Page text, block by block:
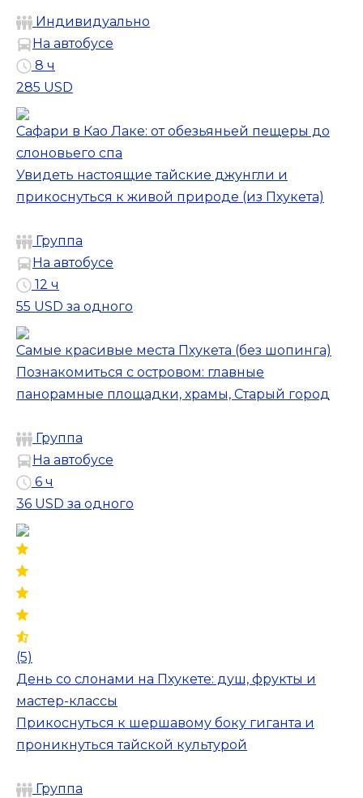
Индивидуально
На автобусе
8 ч
285 USD
Сафари в Као Лаке: от обезьяньей пещеры до
слоновьего спа
Увидеть настоящие тайские джунгли и
прикоснуться к живой природе (из Пхукета)
Группа
На автобусе
12 ч
55 USD за одного
Самые красивые места Пхукета (без шопинга)
Познакомиться с островом: главные
панорамные площадки, храмы, Старый город
Группа
На автобусе
6 ч
36 USD за одного
(5)
День со слонами на Пхукете: душ, фрукты и
мастер-классы
Прикоснуться к шершавому боку гиганта и
проникнуться тайской культурой
Группа